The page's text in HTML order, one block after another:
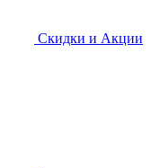
Скидки и Акции